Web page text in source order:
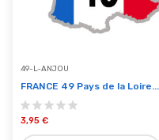
49-L-ANJOU
FRANCE 49 Pays de la Loire...
3,95 €